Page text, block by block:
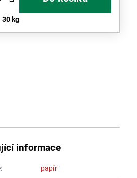
30kg
informace
papír